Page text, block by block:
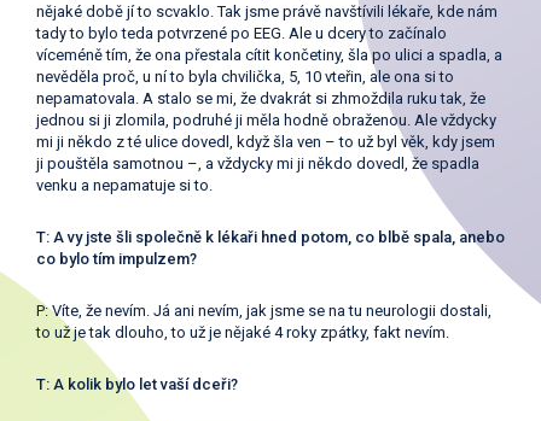
nějaké době jí to scvaklo. Tak jsme právě navštívili lékaře, kde nám
tady to bylo teda potvrzené po EEG. Ale u dcery to začínalo
víceméně tím, že ona přestala cítit končetiny, šla po ulici a spadla, a
nevěděla proč, u ní to byla chvilička, 5, 10 vteřin, ale ona si to
nepamatovala. A stalo se mi, že dvakrát si zhmoždila ruku tak, že
jednou si ji zlomila, podruhé ji měla hodně obraženou. Ale vždycky
mi ji někdo z té ulice dovedl, když šla ven – to už byl věk, kdy jsem
ji pouštěla samotnou –, a vždycky mi ji někdo dovedl, že spadla
venku a nepamatuje si to.
T: A vy jste šli společně k lékaři hned potom, co blbě spala, anebo
co bylo tím impulzem?
P: Víte, že nevím. Já ani nevím, jak jsme se na tu neurologii dostali,
to už je tak dlouho, to už je nějaké 4 roky zpátky, fakt nevím.
T: A kolik bylo let vaší dceři?